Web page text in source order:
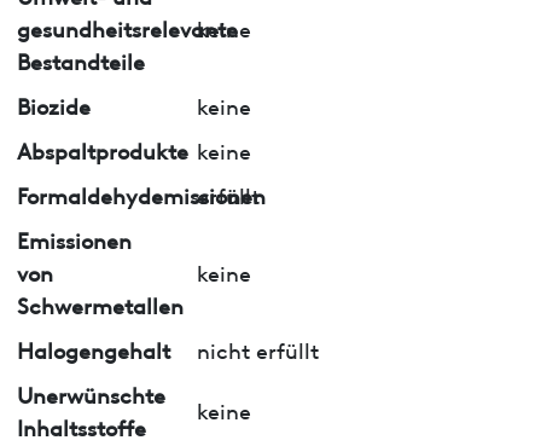
gesundheitsrelevante
Bestandteile
keine
Biozide
keine
Abspaltprodukte keine
Formaldehydemissionen
erfüllt
Emissionen
von
Schwermetallen
keine
Halogengehalt
nicht erfüllt
Unerwünschte
Inhaltsstoffe
keine